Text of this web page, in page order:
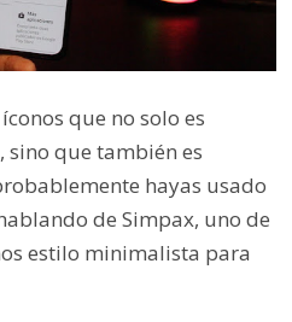
que no solo es
que también es
hayas usado
de Simpax, uno de
estilo minimalista para